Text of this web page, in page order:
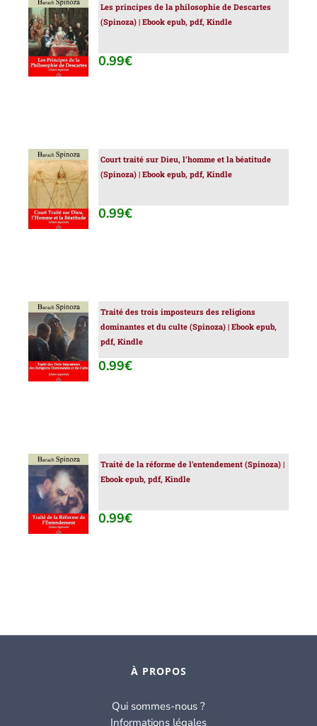
AJOUTER
AU
PANIER
/
DÉTAILS
Les principes de la philosophie de Descartes
(Spinoza) | Ebook epub, pdf, Kindle
0.99€
AJOUTER
AU
PANIER
/
DÉTAILS
Court traité sur Dieu, l’homme et la béatitude
(Spinoza) | Ebook epub, pdf, Kindle
0.99€
AJOUTER
AU
PANIER
/
DÉTAILS
Traité des trois imposteurs des religions
dominantes et du culte (Spinoza) | Ebook epub,
pdf, Kindle
0.99€
AJOUTER
AU
PANIER
/
DÉTAILS
Traité de la réforme de l’entendement (Spinoza) |
Ebook epub, pdf, Kindle
0.99€
À PROPOS
Qui sommes-nous ?
Informations légales